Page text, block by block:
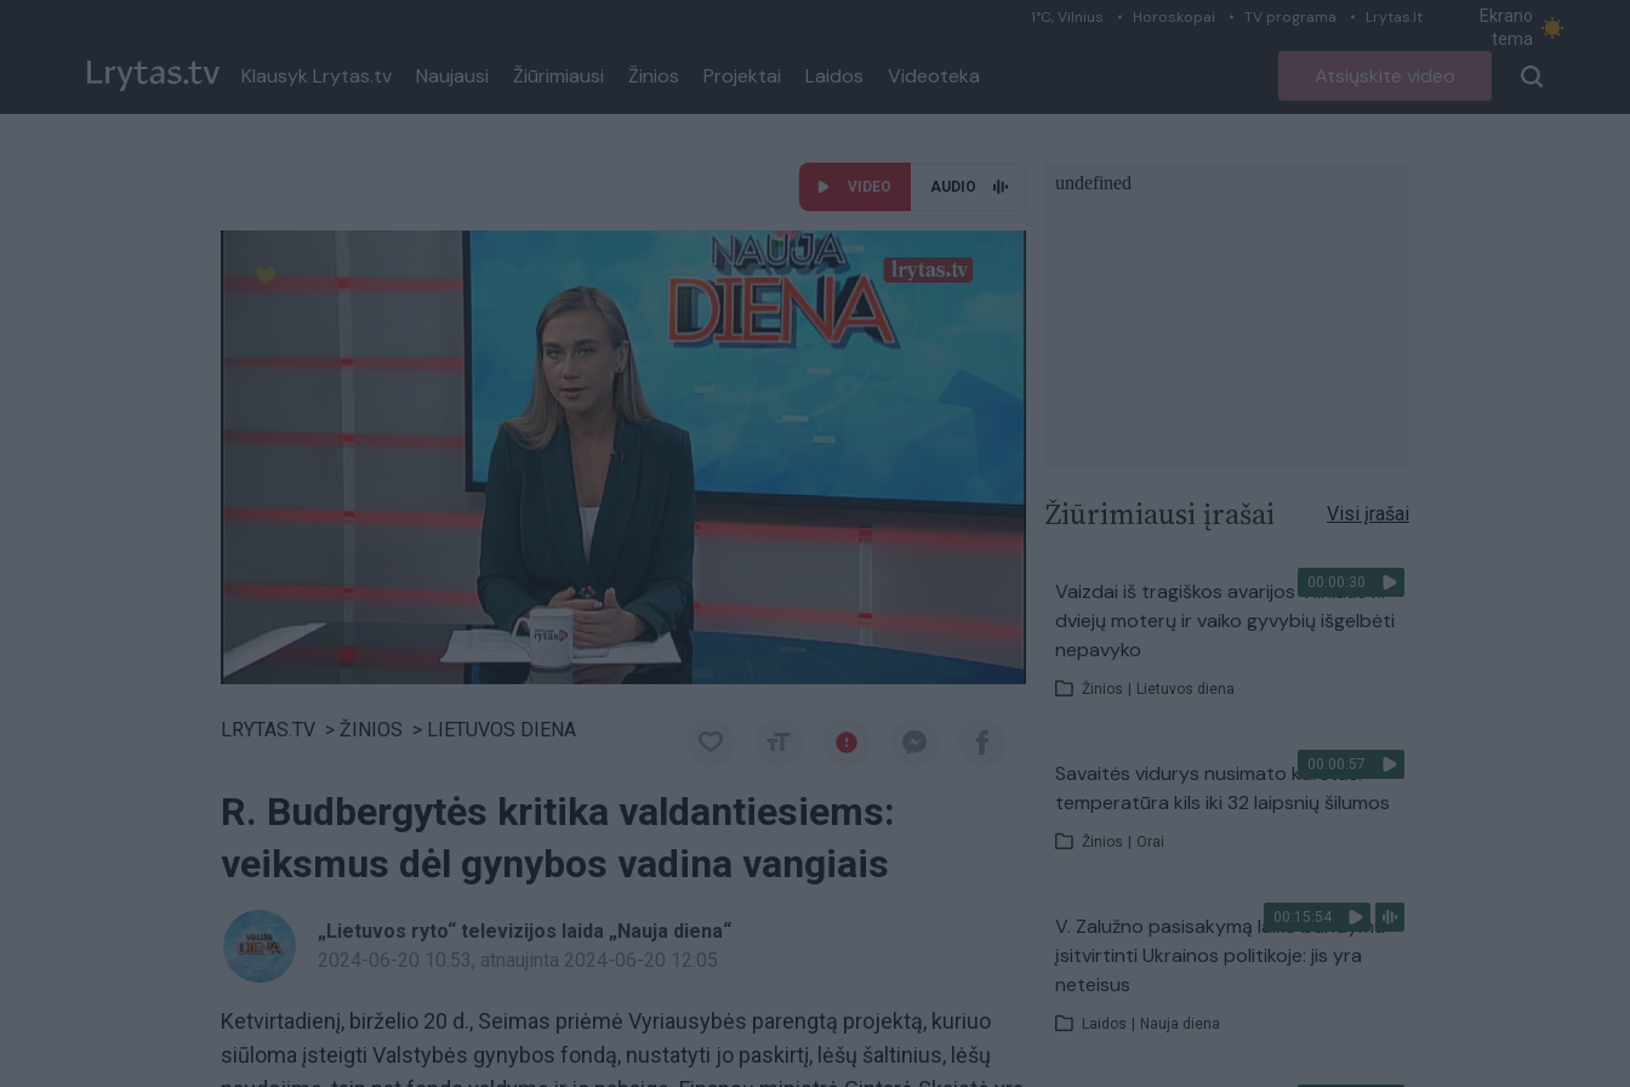
1°C, Vilnius Horoskopai TV programa Lrytas.lt
Ekrano
tema
Klausyk Lrytas.tv Naujausi Žiūrimiausi Žinios Projektai Laidos Videoteka Atsiųskite video
VIDEO AUDIO
Paremkite Ukrainą
LRYTAS.TV > ŽINIOS > LIETUVOS DIENA
R. Budbergytės kritika valdantiesiems:
veiksmus dėl gynybos vadina vangiais
„Lietuvos ryto“ televizijos laida „Nauja diena“
2024-06-20 10:53, atnaujinta 2024-06-20 12:05
Ketvirtadienį, birželio 20 d., Seimas priėmė Vyriausybės parengtą projektą, kuriuo
siūloma įsteigti Valstybės gynybos fondą, nustatyti jo paskirtį, lėšų šaltinius, lėšų
Žiūrimiausi įrašai Visi įrašai
00:00:30
Vaizdai iš tragiškos avarijos Vilniaus r.:
dviejų moterų ir vaiko gyvybių išgelbėti
nepavyko
Žinios Lietuvos diena
00:00:57
Savaitės vidurys nusimato karštas:
temperatūra kils iki 32 laipsnių šilumos
Žinios Orai
00:15:54
V. Zalužno pasisakymą laiko bandymu
įsitvirtinti Ukrainos politikoje: jis yra
neteisus
Laidos Nauja diena